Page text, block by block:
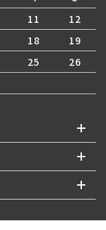
11
12
18
19
25
26